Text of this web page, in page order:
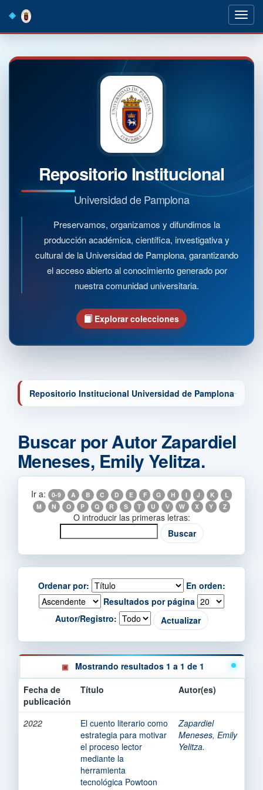
navigation
Repositorio Institucional
Universidad de Pamplona
Preservamos, organizamos y difundimos la
producción académica, científica, investigativa y
cultural de la Universidad de Pamplona, garantizando
el acceso abierto al conocimiento generado por
nuestra comunidad universitaria.
Explorar colecciones
Repositorio Institucional Universidad de Pamplona
Buscar por Autor Zapardiel
Meneses, Emily Yelitza.
Ir a: 0-9 A B C D E F G H I J K
L
M
N O P Q R S T U V W X Y Z
O introducir las primeras letras:
Ordenar por:
En orden:
Resultados por página
Autor/Registro:
Mostrando resultados 1 a 1 de 1
Fecha de
publicación
Título Autor(es)
2022
El cuento literario como
estrategia para motivar
el proceso lector
mediante la
herramienta
tecnológica Powtoon
Zapardiel
Meneses, Emily
Yelitza.